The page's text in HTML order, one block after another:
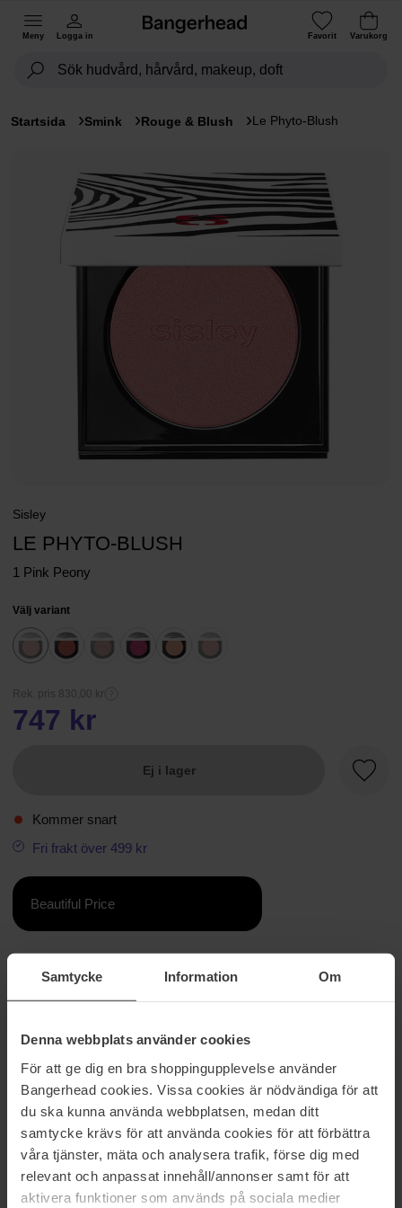
Samtycke Information Om
Denna webbplats använder cookies
För att ge dig en bra shoppingupplevelse använder
Bangerhead cookies. Vissa cookies är nödvändiga för att
du ska kunna använda webbplatsen, medan ditt
samtycke krävs för att använda cookies för att förbättra
våra tjänster, mäta och analysera trafik, förse dig med
relevant och anpassat innehåll/annonser samt för att
aktivera funktioner som används på sociala medier
Meny Logga in Favorit Varukorg
Startsida Smink Rouge & Blush Le Phyto-Blush
Sisley
LE PHYTO-BLUSH
1 Pink Peony
Välj variant
Rek. pris 830,00 kr
747 kr
Ej i lager
Kommer snart
Fri frakt över 499 kr
Beautiful Price
Phyto-Blush är ett puderrouge med en ultramjuk vårdande
mjukhet och komfort. Det förskönar och omsluter kinderna med en
texturen, som är fyllig och ultramjuk att röra vid, lägger sig på
huden som en lätt slöja.
Detta ultrafina och lätta puder med ickepuderkonsistens sprids ut
perfekt och smälter in i huden, och täckningen kan justeras som du
vill. Serien består av sex strålande och vackra nyanser för alla
hudtoner, samt en highlighter som sätter pricken över i. Huden får